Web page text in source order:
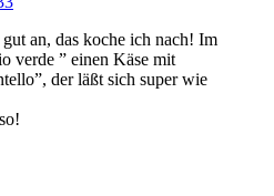
an, das koche ich nach! Im
verde ” einen Käse mit
der läßt sich super wie